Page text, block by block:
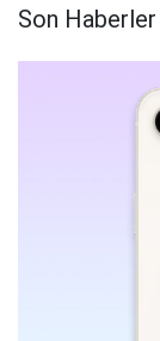
Son Haberler